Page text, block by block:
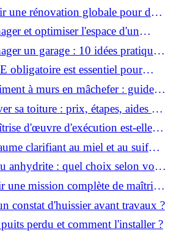
une rénovation globale pour des
confort durables?
et optimiser l'espace d'un
pratiques ?
un garage : 10 idées pratiques
obligatoire est essentiel pour
bien ?à murs en mâchefer : guide
sa toiture : prix, étapes, aides et
d'œuvre d'exécution est-elle
vos chantiers ?
clarifiant au miel et au suif
peau ?
anhydrite : quel choix selon votre
une mission complète de maîtrise
vos projets?
constat d'huissier avant travaux ?
perdu et comment l'installer ?